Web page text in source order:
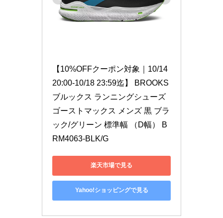
【10%OFFクーポン対象｜10/14
20:00-10/18 23:59迄】 BROOKS
ブルックス ランニングシューズ
ゴーストマックス メンズ 黒 ブラ
ック/グリーン 標準幅 （D幅） B
RM4063-BLK/G
楽天市場で見る
Yahoo!ショッピングで見る